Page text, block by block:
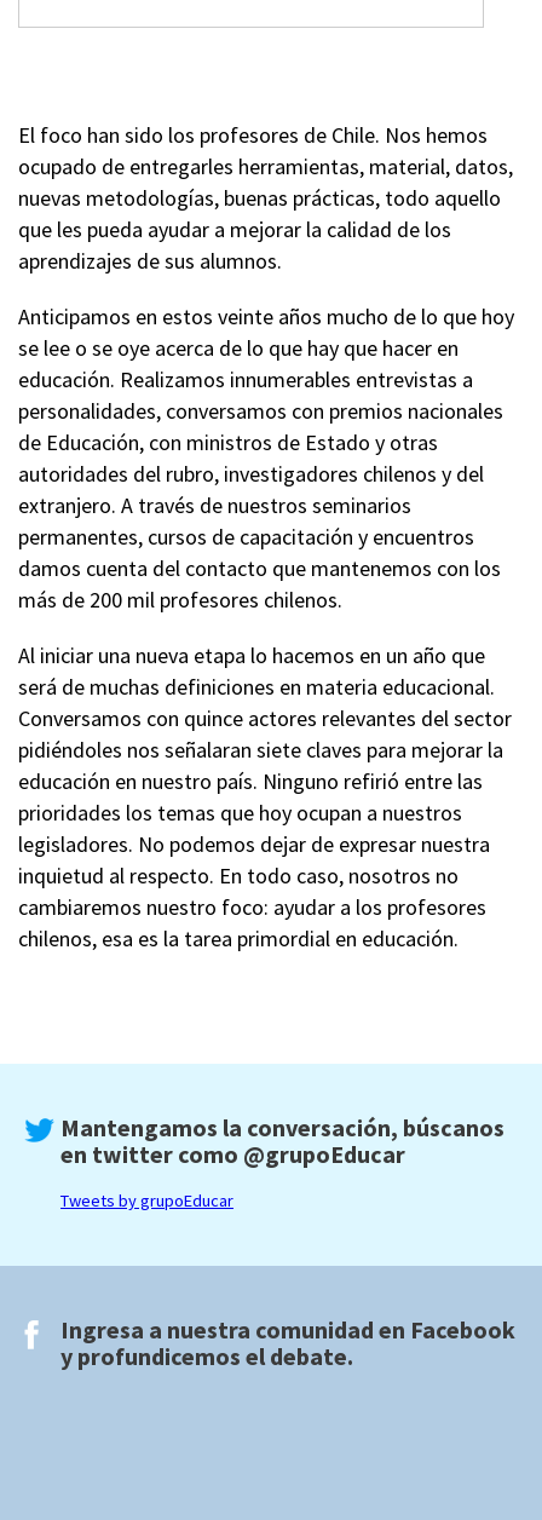
El foco han sido los profesores de Chile. Nos hemos
ocupado de entregarles herramientas, material, datos,
nuevas metodologías, buenas prácticas, todo aquello
que les pueda ayudar a mejorar la calidad de los
aprendizajes de sus alumnos.
Anticipamos en estos veinte años mucho de lo que hoy
se lee o se oye acerca de lo que hay que hacer en
educación. Realizamos innumerables entrevistas a
personalidades, conversamos con premios nacionales
de Educación, con ministros de Estado y otras
autoridades del rubro, investigadores chilenos y del
extranjero. A través de nuestros seminarios
permanentes, cursos de capacitación y encuentros
damos cuenta del contacto que mantenemos con los
más de 200 mil profesores chilenos.
Al iniciar una nueva etapa lo hacemos en un año que
será de muchas definiciones en materia educacional.
Conversamos con quince actores relevantes del sector
pidiéndoles nos señalaran siete claves para mejorar la
educación en nuestro país. Ninguno refirió entre las
prioridades los temas que hoy ocupan a nuestros
legisladores. No podemos dejar de expresar nuestra
inquietud al respecto. En todo caso, nosotros no
cambiaremos nuestro foco: ayudar a los profesores
chilenos, esa es la tarea primordial en educación.
Mantengamos la conversación, búscanos
en twitter como @grupoEducar
Tweets by grupoEducar
Ingresa a nuestra comunidad en Facebook
y profundicemos el debate.